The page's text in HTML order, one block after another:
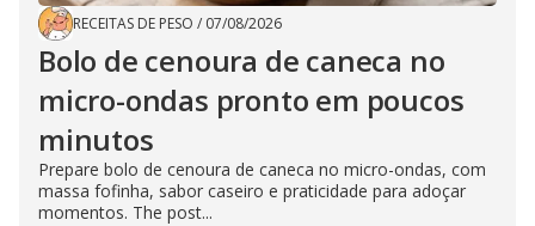
RECEITAS DE PESO / 07/08/2026
Bolo de cenoura de caneca no
micro-ondas pronto em poucos
minutos
Prepare bolo de cenoura de caneca no micro-ondas, com
massa fofinha, sabor caseiro e praticidade para adoçar
momentos. The post...